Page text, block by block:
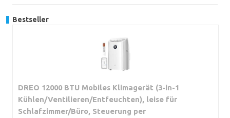
Bestseller
DREO 12000 BTU Mobiles Klimagerät (3-in-1
Kühlen/Ventilieren/Entfeuchten), leise für
Schlafzimmer/Büro, Steuerung per